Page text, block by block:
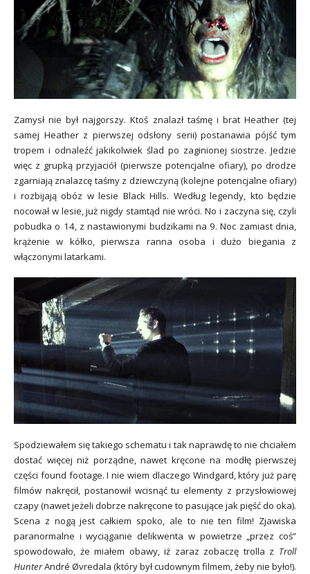
Zamysł nie był najgorszy. Ktoś znalazł taśmę i brat Heather (tej
samej Heather z pierwszej odsłony serii) postanawia pójść tym
tropem i odnaleźć jakikolwiek ślad po zaginionej siostrze. Jedzie
więc z grupką przyjaciół (pierwsze potencjalne ofiary), po drodze
zgarniają znalazcę taśmy z dziewczyną (kolejne potencjalne ofiary)
i rozbijają obóz w lesie Black Hills. Według legendy, kto będzie
nocował w lesie, już nigdy stamtąd nie wróci. No i zaczyna się, czyli
pobudka o 14, z nastawionymi budzikami na 9. Noc zamiast dnia,
krążenie w kółko, pierwsza ranna osoba i dużo biegania z
włączonymi latarkami.
Spodziewałem się takiego schematu i tak naprawdę to nie chciałem
dostać więcej niż porządne, nawet kręcone na modłę pierwszej
części found footage. I nie wiem dlaczego Windgard, który już parę
filmów nakręcił, postanowił wcisnąć tu elementy z przysłowiowej
czapy (nawet jeżeli dobrze nakręcone to pasujące jak pięść do oka).
Scena z nogą jest całkiem spoko, ale to nie ten film! Zjawiska
paranormalne i wyciąganie delikwenta w powietrze „przez coś”
spowodowało, że miałem obawy, iż zaraz zobaczę trolla z Troll
HunterAndré Øvredala (który był cudownym filmem, żeby nie było!).